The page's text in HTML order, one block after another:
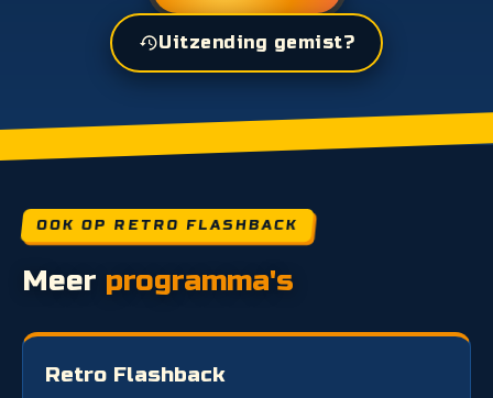
Uitzending gemist?
OOK OP RETRO FLASHBACK
Meer programma's
Retro Flashback